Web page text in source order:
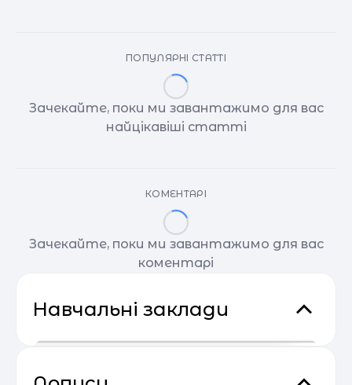
ПОПУЛЯРНІ СТАТТІ
Зачекайте, поки ми завантажимо для вас
найцікавіші статті
КОМЕНТАРІ
Зачекайте, поки ми завантажимо для вас
коментарі
Навчальні заклади